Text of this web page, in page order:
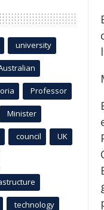
university
Professor
Minister
council UK
technology